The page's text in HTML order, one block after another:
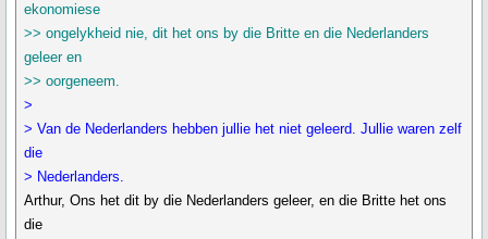
ekonomiese
>> ongelykheid nie, dit het ons by die Britte en die Nederlanders
geleer en
>> oorgeneem.
>
> Van de Nederlanders hebben jullie het niet geleerd. Jullie waren zelf
die
> Nederlanders.
Arthur, Ons het dit by die Nederlanders geleer, en die Britte het ons
die